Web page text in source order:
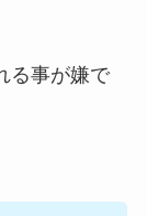
る事が嫌で